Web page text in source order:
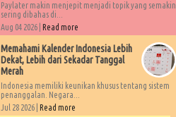
Paylater makin menjepit menjadi topik yang semakin
sering dibahas di...
Aug 04 2026 | Read more
Memahami Kalender Indonesia Lebih
Dekat, Lebih dari Sekadar Tanggal
Merah
Indonesia memiliki keunikan khusus tentang sistem
penanggalan. Negara...
Jul 28 2026 | Read more